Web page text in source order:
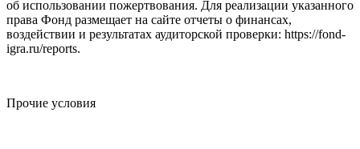
об использовании пожертвования. Для реализации указанного
права Фонд размещает на сайте отчеты о финансах,
воздействии и результатах аудиторской проверки: https://fond-
igra.ru/reports.
Прочие условия